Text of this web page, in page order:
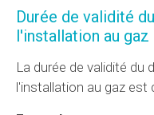
Durée de validité
l'installation au gaz
La durée de validité du
l'installation au gaz est